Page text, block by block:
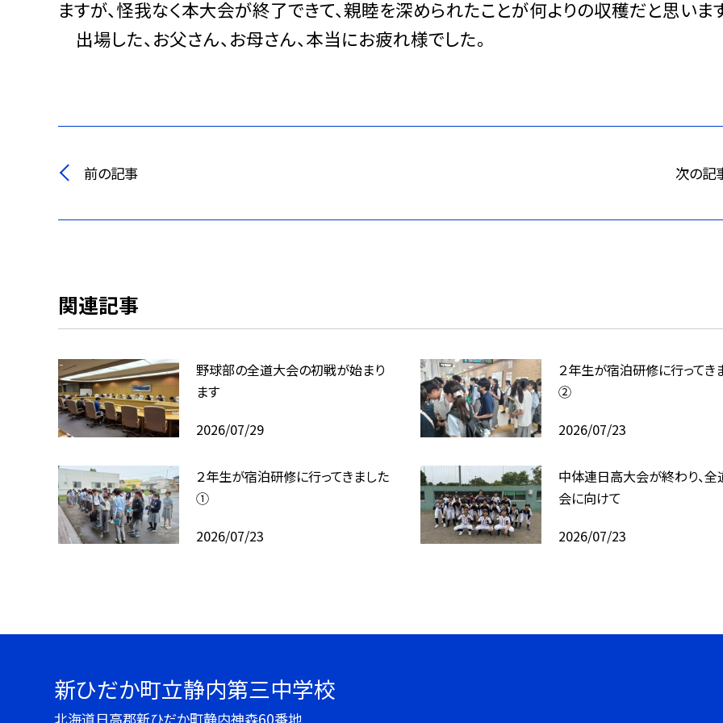
ますが、怪我なく本大会が終了できて、親睦を深められたことが何よりの収穫だと思いま
出場した、お父さん、お母さん、本当にお疲れ様でした。
前の記事 次の記
関連記事
野球部の全道大会の初戦が始まり
ます
2026/07/29
２年生が宿泊研修に行ってき
②
2026/07/23
２年生が宿泊研修に行ってきました
①
2026/07/23
中体連日高大会が終わり、全
会に向けて
2026/07/23
新ひだか町立静内第三中学校
北海道日高郡新ひだか町静内神森60番地